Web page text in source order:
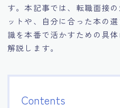
18.転職後の職場に適応する
す。本記事では、転職面接
ットや、自分に合った本の
識を本番で活かすための具
解説します。
Contents